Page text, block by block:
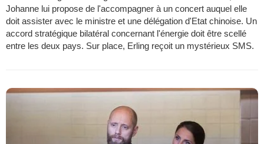
Johanne lui propose de l'accompagner à un concert auquel elle
doit assister avec le ministre et une délégation d'Etat chinoise. Un
accord stratégique bilatéral concernant l'énergie doit être scellé
entre les deux pays. Sur place, Erling reçoit un mystérieux SMS.